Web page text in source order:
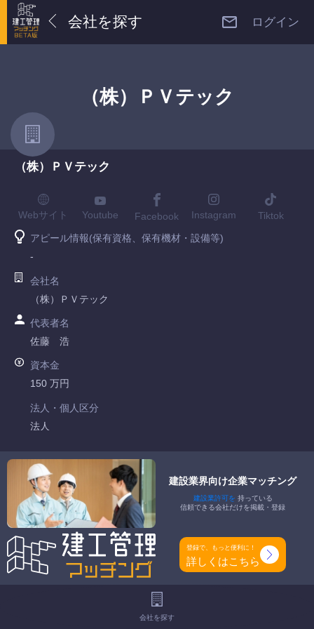
会社を探す ログイン
（株）ＰＶテック
（株）ＰＶテック
Webサイト Youtube Facebook Instagram Tiktok
アピール情報(保有資格、保有機材・設備等)
-
会社名
（株）ＰＶテック
代表者名
佐藤 浩
資本金
150 万円
法人・個人区分
法人
許可番号
北海道知事許可 第723207号
特定建設業
-
一般建設業
土木一式工事業 とび・土木工事業 石工事業 舗装工事業
建設業界向け企業マッチング
建設業許可を 持っている
信頼できる会社だけを掲載・登録
登録で、もっと便利に！
詳しくはこちら
会社を探す